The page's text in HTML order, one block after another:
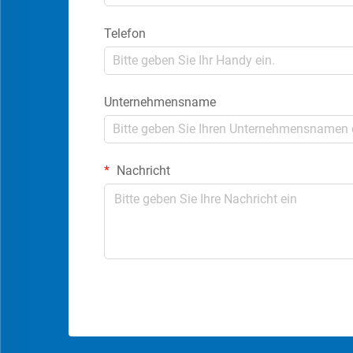
Telefon
Unternehmensname
Nachricht